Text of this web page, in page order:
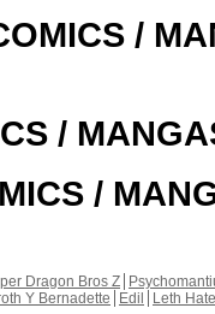
/
/
/
Dragon Bros Z
Y Bernadette Edil
Leth Hate